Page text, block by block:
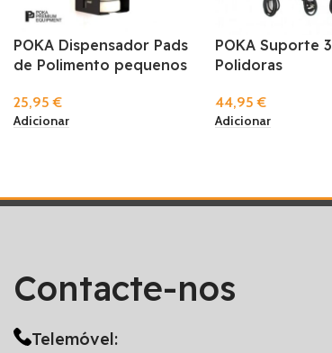
POKA Dispensador Pads
de Polimento pequenos
25,95€
Adicionar
POKA Suporte 3
Polidoras
44,95€
Adicionar
Contacte-nos
Telemóvel: